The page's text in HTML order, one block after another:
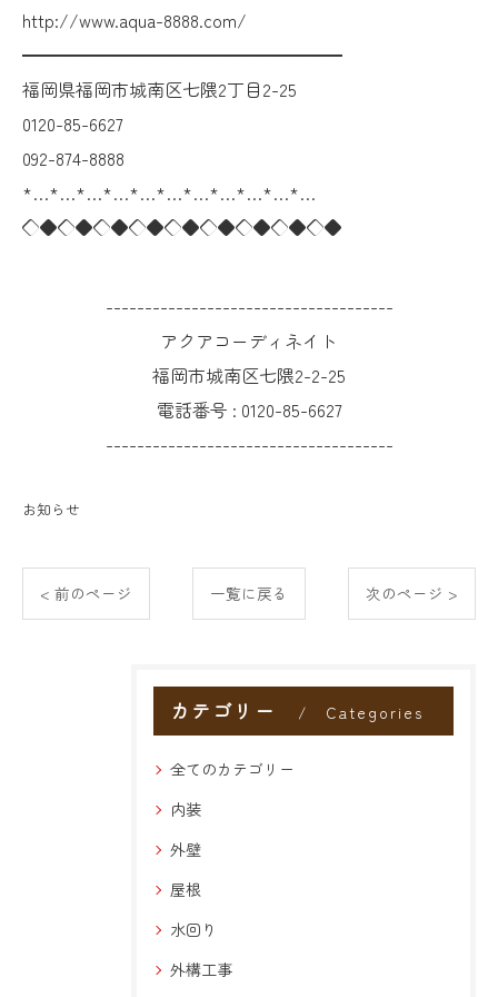
http://www.aqua-8888.com/
━━━━━━━━━━━━━━━━━━
福岡県福岡市城南区七隈2丁目2-25
0120-85-6627
092-874-8888
*…*…*…*…*…*…*…*…*…*…*…
◇◆◇◆◇◆◇◆◇◆◇◆◇◆◇◆◇◆
-------------------------------------
アクアコーディネイト
福岡市城南区七隈2-2-25
電話番号 : 0120-85-6627
-------------------------------------
お知らせ
< 前のページ 一覧に戻る 次のページ >
カテゴリー Categories
全てのカテゴリー
内装
外壁
屋根
水回り
外構工事